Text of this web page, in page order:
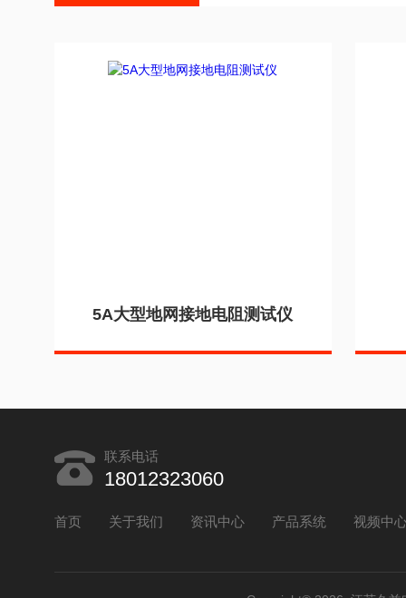
5A大型地网接地电阻测试仪
联系电话
18012323060
首页 关于我们 资讯中心 产品系统 视频中